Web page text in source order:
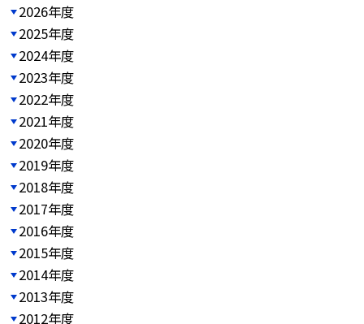
2026年度
2025年度
2024年度
2023年度
2022年度
2021年度
2020年度
2019年度
2018年度
2017年度
2016年度
2015年度
2014年度
2013年度
2012年度